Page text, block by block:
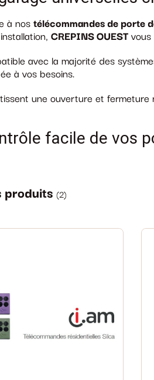
à nos télécommandes de porte
CREPINS OUEST
avec la majorité des
à vos besoins.
une ouverture et
facile de vos
produits (2)